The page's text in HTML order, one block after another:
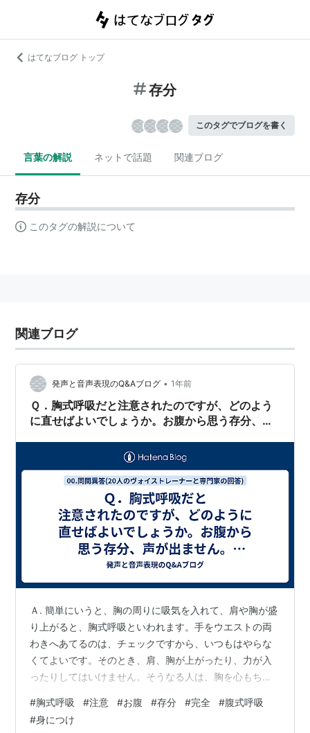
はてなブログ トップ
存分
このタグでブログを書く
言葉の解説 ネットで話題 関連ブログ
存分
このタグの解説について
関連ブログ
発声と音声表現のQ&Aブログ • 1年前
Ｑ．胸式呼吸だと注意されたのですが、どのよう
に直せばよいでしょうか。お腹から思う存分、声
けられるでしょうか。
Ａ. 簡単にいうと、胸の周りに吸気を入れて、肩や胸が盛
り上がると、胸式呼吸といわれます。手をウエストの両
わきへあてるのは、チェックですから、いつもはやらな
くてよいです。そのとき、肩、胸が上がったり、力が入
ったりしてはいけません。そうなる人は、胸を心もち、
のが感じられますか。 最初はわかりにくいので、上体を
前方へ倒したり、座ったり、寝ころんだりして、息と身
#胸式呼吸 #注意 #お腹 #存分 #完全 #腹式呼吸
#身につけ